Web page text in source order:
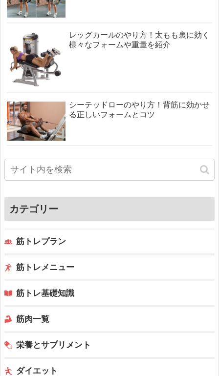
レッグカールのやり方！太もも裏に効く
様々なフォームや重量を紹介
シーテッドローのやり方！背筋に効かせ
る正しいフォームとコツ
カテゴリー
筋トレプラン
筋トレメニュー
筋トレ基礎知識
筋肉一覧
栄養とサプリメント
ダイエット